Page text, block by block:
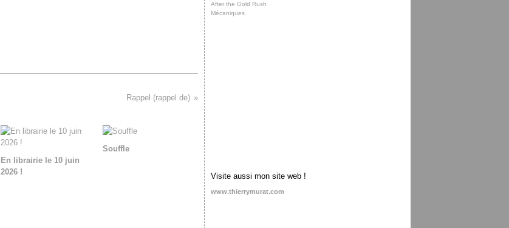
Rappel (rappel de)
En librairie le 10 juin
2026 !
Souffle
After the Gold Rush
Mécaniques
Visite aussi mon site web !
www.thierrymurat.com